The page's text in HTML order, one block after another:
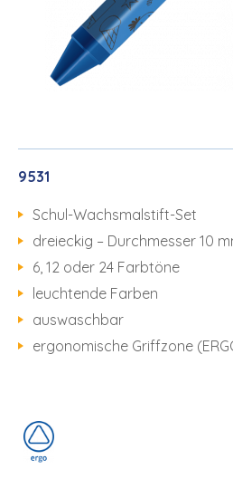
9531
Schul-Wachsmalstift-Set
dreieckig – Durchmesser 10
6, 12 oder 24 Farbtöne
leuchtende Farben
auswaschbar
ergonomische Griffzone